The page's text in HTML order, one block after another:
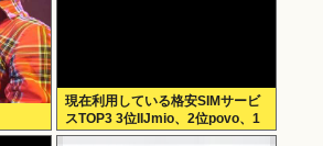
現在利用している格安SIMサービ
スTOP3 3位IIJmio、2位povo、1
位ahamo